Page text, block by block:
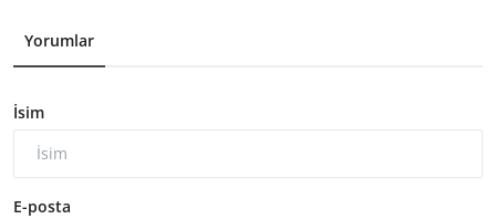
Yorumlar
İsim
E-posta